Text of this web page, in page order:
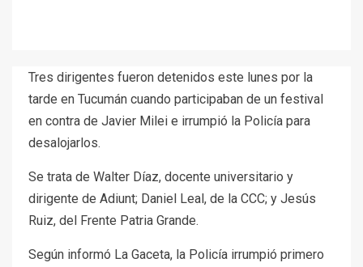
Tres dirigentes fueron detenidos este lunes por la
tarde en Tucumán cuando participaban de un festival
en contra de Javier Milei e irrumpió la Policía para
desalojarlos.
Se trata de Walter Díaz, docente universitario y
dirigente de Adiunt; Daniel Leal, de la CCC; y Jesús
Ruiz, del Frente Patria Grande.
Según informó La Gaceta, la Policía irrumpió primero